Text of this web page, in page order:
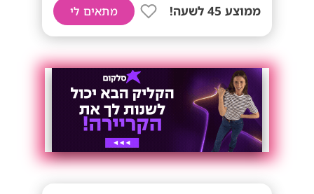
ממוצע 45 לשעה! מתאים לי